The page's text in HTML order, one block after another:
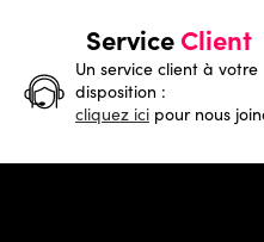
ServiceClient
Un service client à votre
disposition :
cliquez ici pour nous